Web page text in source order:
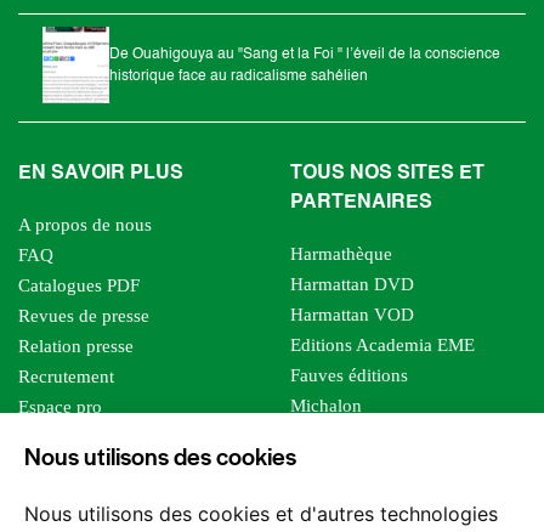
Nous utilisons des cookies
Nous utilisons des cookies et d'autres technologies
De Ouahigouya au "Sang et la Foi " l’éveil de la conscience
historique face au radicalisme sahélien
EN SAVOIR PLUS
A propos de nous
FAQ
Catalogues PDF
Revues de presse
Relation presse
Recrutement
Espace pro
Foreign rights
TOUS NOS SITES ET
PARTENAIRES
Harmathèque
Harmattan DVD
Harmattan VOD
Editions Academia EME
Fauves éditions
Michalon
Editions Sutton
Les impliqués